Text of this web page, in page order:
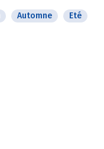
Automne
Eté